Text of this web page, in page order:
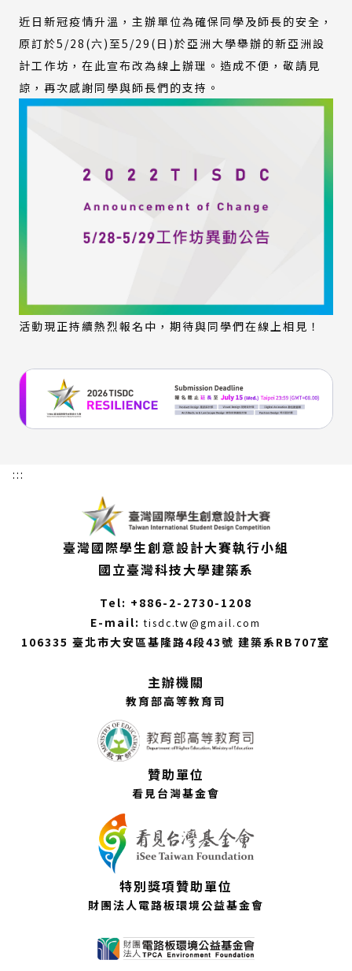
近日新冠疫情升溫，主辦單位為確保同學及師長的安全，
原訂於5/28(六)至5/29(日)於亞洲大學舉辦的新亞洲設
計工作坊，在此宣布改為線上辦理。造成不便，敬請見
諒，再次感謝同學與師長們的支持。
活動現正持續熱烈報名中，期待與同學們在線上相見！
:::
臺灣國際學生創意設計大賽執行小組
國立臺灣科技大學建築系
Tel: +886-2-2730-1208
E-mail:tisdc.tw@gmail.com
開
106335 臺北市大安區基隆路4段43號 建築系RB707室
主辦機關
教育部高等教育司
贊助單位
看見台灣基金會
特別獎項贊助單位
財團法人電路板環境公益基金會